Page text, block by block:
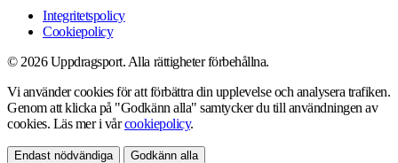
Integritetspolicy
Cookiepolicy
© 2026 Uppdragsport. Alla rättigheter förbehållna.
Vi använder cookies för att förbättra din upplevelse och analysera trafiken.
Genom att klicka på "Godkänn alla" samtycker du till användningen av
cookies. Läs mer i vårcookiepolicy.
Endast nödvändiga Godkänn alla